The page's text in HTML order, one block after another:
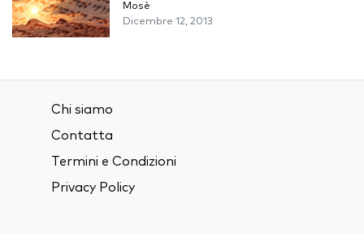
Mosè
Dicembre 12, 2013
Chi siamo
Contatta
Termini e Condizioni
Privacy Policy